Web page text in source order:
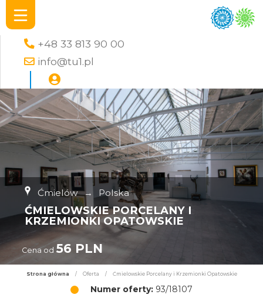
+48 33 813 90 00
info@tu1.pl
Ćmielów → Polska
ĆMIELOWSKIE PORCELANY I
KRZEMIONKI OPATOWSKIE
Cena od 56 PLN
Strona główna / Oferta / Ćmielowskie Porcelany i Krzemionki Opatowskie
Numer oferty: 93/18107